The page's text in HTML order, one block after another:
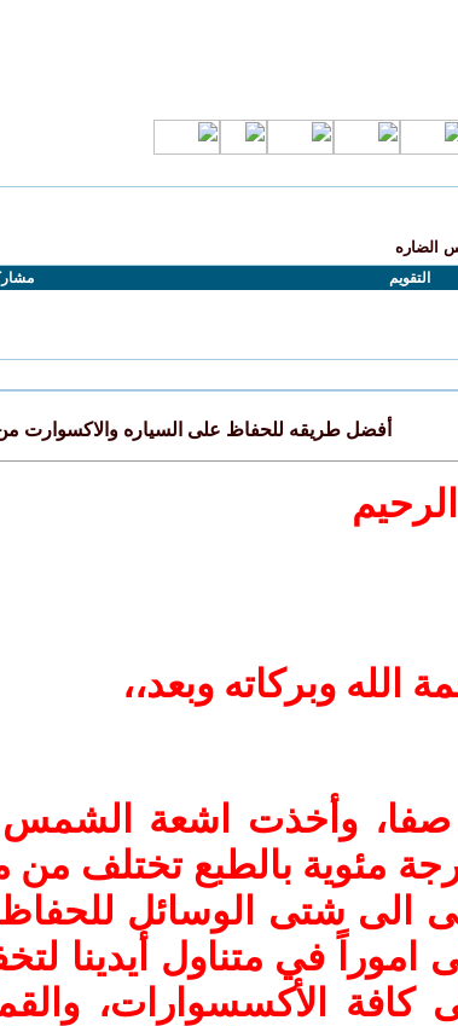
الضاره
التقويم
أفضل طريقه للحفاظ على السياره والاكسوارت
الله وبركاته وبعد،،
وأخذت اشعة الشمس
37 الى 47 درجة مئوية بالطبع
شتى الوسائل
في متناول أيدينا
كافة الأكسسوارات،